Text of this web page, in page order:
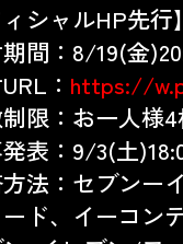
ィシャルHP先行】
間： 8/19(金
： https://
制限：お一人様4
表： 9/3(土
方法：セブンー
ド、イーコン